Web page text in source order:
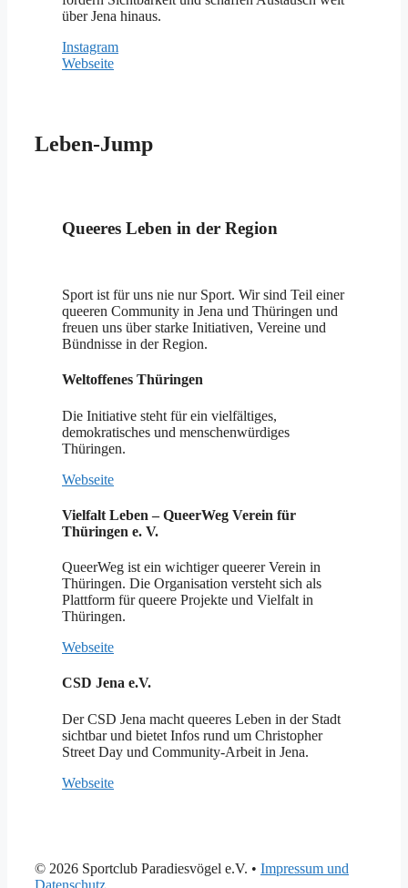
über Jena hinaus.
Instagram
Webseite
Leben-Jump
Queeres Leben in der Region
Sport ist für uns nie nur Sport. Wir sind Teil einer
queeren Community in Jena und Thüringen und
freuen uns über starke Initiativen, Vereine und
Bündnisse in der Region.
Weltoffenes Thüringen
Die Initiative steht für ein vielfältiges,
demokratisches und menschenwürdiges
Thüringen.
Webseite
Vielfalt Leben – QueerWeg Verein für
Thüringen e. V.
QueerWeg ist ein wichtiger queerer Verein in
Thüringen. Die Organisation versteht sich als
Plattform für queere Projekte und Vielfalt in
Thüringen.
Webseite
CSD Jena e.V.
Der CSD Jena macht queeres Leben in der Stadt
sichtbar und bietet Infos rund um Christopher
Street Day und Community-Arbeit in Jena.
Webseite
© 2026 Sportclub Paradiesvögel e.V. • Impressum und
Datenschutz